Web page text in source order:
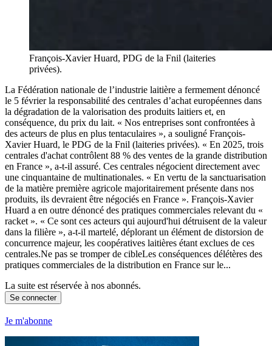
François-Xavier Huard, PDG de la Fnil (laiteries
privées).
La Fédération nationale de l’industrie laitière a fermement dénoncé
le 5 février la responsabilité des centrales d’achat européennes dans
la dégradation de la valorisation des produits laitiers et, en
conséquence, du prix du lait. « Nos entreprises sont confrontées à
des acteurs de plus en plus tentaculaires », a souligné François-
Xavier Huard, le PDG de la Fnil (laiteries privées). « En 2025, trois
centrales d'achat contrôlent 88 % des ventes de la grande distribution
en France », a-t-il assuré. Ces centrales négocient directement avec
une cinquantaine de multinationales. « En vertu de la sanctuarisation
de la matière première agricole majoritairement présente dans nos
produits, ils devraient être négociés en France ». François-Xavier
Huard a en outre dénoncé des pratiques commerciales relevant du «
racket ». « Ce sont ces acteurs qui aujourd'hui détruisent de la valeur
dans la filière », a-t-il martelé, déplorant un élément de distorsion de
concurrence majeur, les coopératives laitières étant exclues de ces
centrales.Ne pas se tromper de cibleLes conséquences délétères des
pratiques commerciales de la distribution en France sur le...
La suite est réservée à nos abonnés.
Se connecter
Je m'abonne